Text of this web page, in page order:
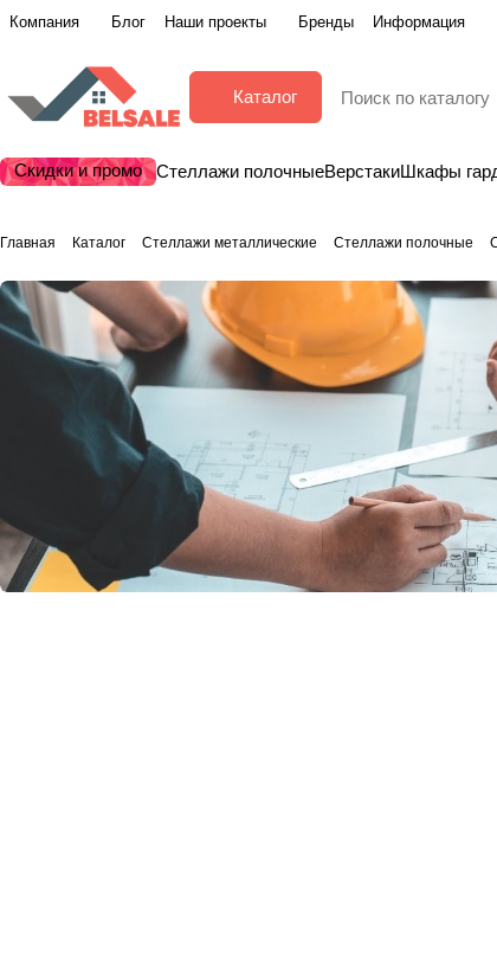
Компания Блог Наши проекты Бренды Информация
Каталог
Скидки и промо Стеллажи полочныеВерстакиШкафы
Главная Каталог Стеллажи металлические Стеллажи полочные